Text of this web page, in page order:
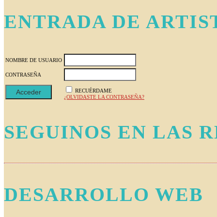
ENTRADA DE
NOMBRE DE USUARIO
CONTRASEÑA
RECUÉRDAME
¿OLVIDASTE LA CONTRASEÑA?
SEGUINOS EN LAS
DESARROLLO WEB